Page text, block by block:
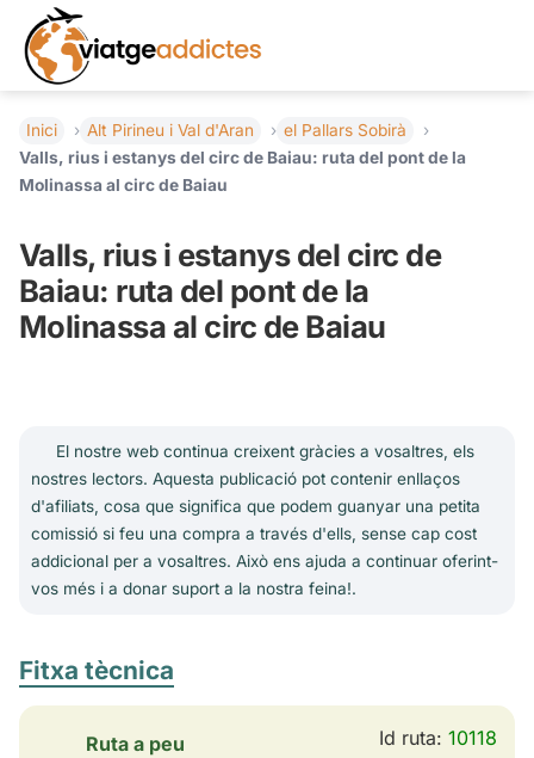
Inici Alt Pirineu i Val d'Aran
el Pallars Sobirà
Valls, rius i estanys del circ de Baiau: ruta del pont de la
Molinassa al circ de Baiau
Valls, rius i estanys del circ de
Baiau: ruta del pont de la
Molinassa al circ de Baiau
El nostre web continua creixent gràcies a vosaltres, els
nostres lectors. Aquesta publicació pot contenir enllaços
d'afiliats, cosa que significa que podem guanyar una petita
comissió si feu una compra a través d'ells, sense cap cost
addicional per a vosaltres. Això ens ajuda a continuar oferint-
vos més i a donar suport a la nostra feina!.
Fitxa tècnica
Ruta a peu Id ruta: 10118